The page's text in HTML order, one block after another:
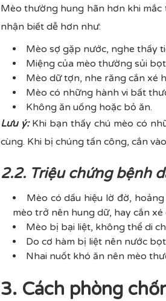
Mèo thường hung hãn hơn khi mắc
nhận biết dễ hơn như:
Mèo sợ gặp nước, nghe thấy
Miệng của mèo thường sủi
Mèo dữ tợn, nhe răng cắn xé
Mèo có những hành vi bất
Không ăn uống hoặc bỏ ăn.
Lưu ý:Khi bạn thấy chú mèo có
cùng. Khi bị chúng tấn công, cắn
2.2. Triệu chứng bệnh
Mèo có dấu hiệu lờ đờ,
mèo trở nên hung dữ, hay cắn xé
Mèo bị bại liệt, không thể di
Do cơ hàm bị liệt nên nước
Nhai nuốt khó ăn nên mèo
3. Cách phòng